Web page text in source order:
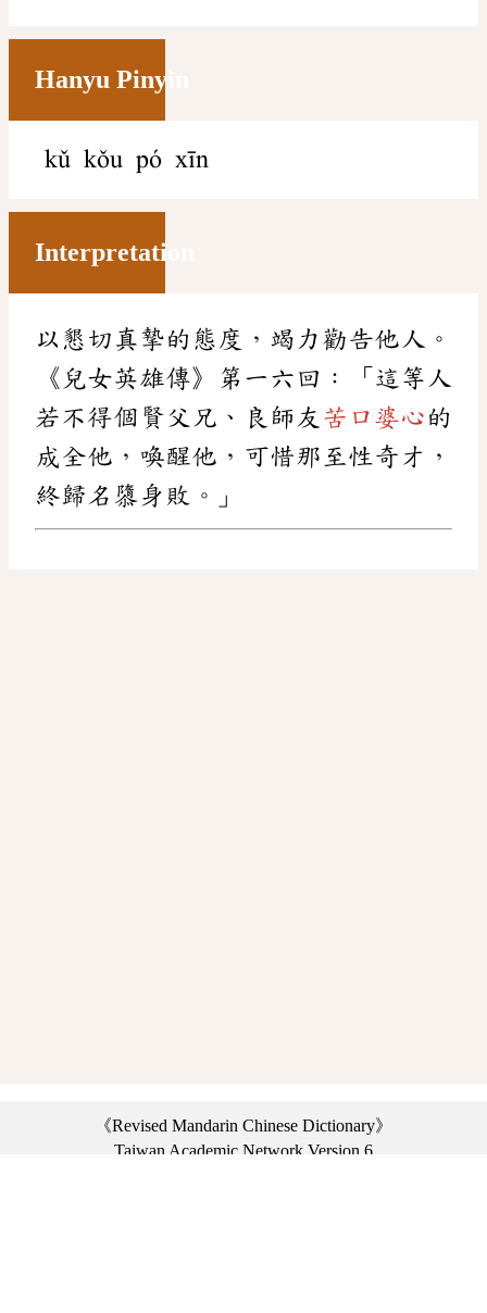
Hanyu Pinyin
kǔ kǒu pó xīn
Interpretation
以懇切真摯的態度，竭力勸告他人。
《兒女英雄傳》第一六回：「這等人
若不得個賢父兄、良師友 苦口婆心 的
成全他，喚醒他，可惜那至性奇才，
終歸名隳身敗。」
《Revised Mandarin Chinese Dictionary》
Taiwan Academic Network Version 6